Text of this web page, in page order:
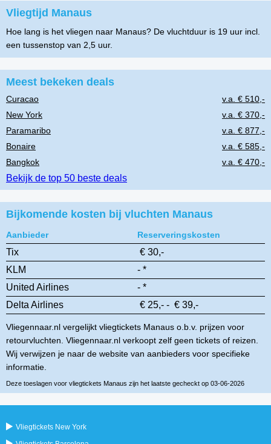
Vliegtijd Manaus
Hoe lang is het vliegen naar Manaus? De vluchtduur is 19 uur incl.
een tussenstop van 2,5 uur.
Meest bekeken deals
Curacao
v.a. € 510,-
New York
v.a. € 370,-
Paramaribo
v.a. € 877,-
Bonaire
v.a. € 585,-
Bangkok
v.a. € 470,-
Bekijk de top 50 beste deals
Bijkomende kosten bij vluchten Manaus
Aanbieder Reserveringskosten
Tix
€ 30,-
KLM
- *
United Airlines
- *
Delta Airlines
€ 25,- - € 39,-
Vliegennaar.nl vergelijkt vliegtickets Manaus o.b.v. prijzen voor
retourvluchten. Vliegennaar.nl verkoopt zelf geen tickets of reizen.
Wij verwijzen je naar de website van aanbieders voor specifieke
informatie.
Deze toeslagen voor vliegtickets Manaus zijn het laatste gecheckt op 03-06-2026
Vliegtickets New York